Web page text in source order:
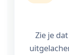
Zie je